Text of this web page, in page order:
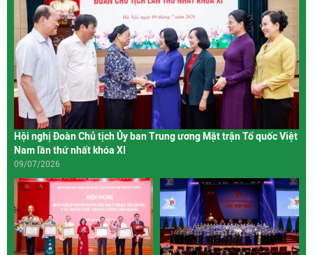
Hội nghị Đoàn Chủ tịch Ủy ban Trung ương Mặt trận Tổ quốc Việt
Nam lần thứ nhất khóa XI
09/07/2026